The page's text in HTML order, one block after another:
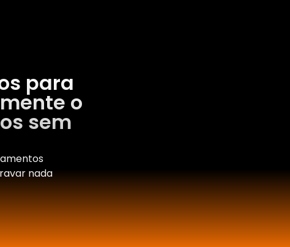
para
o
sem
nada